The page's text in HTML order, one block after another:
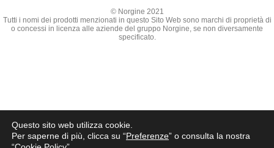
© Norgine 2021
Tutti i nomi dei prodotti menzionati in questo Sito Web sono marchi di proprietà di
o concessi in licenza alle aziende del gruppo Norgine, se non diversamente
specificato.
Questo sito web utilizza cookie.
Per saperne di più, clicca su “Preferenze” o consulta la nostra